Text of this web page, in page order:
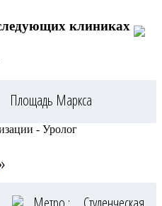
клиниках
Площадь Маркса
- Уролог